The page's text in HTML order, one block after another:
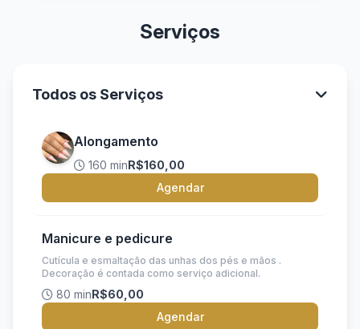
Serviços
Todos os Serviços
Alongamento
160 minR$160,00
Agendar
Manicure e pedicure
Cutícula e esmaltação das unhas dos pés e mãos .
Decoração é contada como serviço adicional.
80 minR$60,00
Agendar